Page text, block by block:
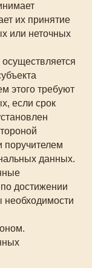
их принятие
или неточных
этого требуют
если срок
поручителем
данных.
достижении
необходимости